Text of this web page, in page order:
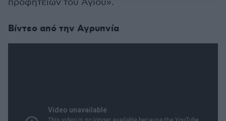
προφητειών του Αγίου».
Βίντεο από την Αγρυπνία